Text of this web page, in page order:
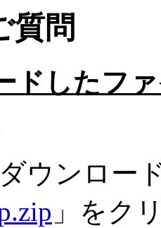
質問
ドしたフ
ウンロー
」をク